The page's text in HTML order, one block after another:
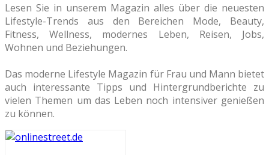
Lesen Sie in unserem Magazin alles über die neuesten
Lifestyle-Trends aus den Bereichen Mode, Beauty,
Fitness, Wellness, modernes Leben, Reisen, Jobs,
Wohnen und Beziehungen.
Das moderne Lifestyle Magazin für Frau und Mann bietet
auch interessante Tipps und Hintergrundberichte zu
vielen Themen um das Leben noch intensiver genießen
zu können.